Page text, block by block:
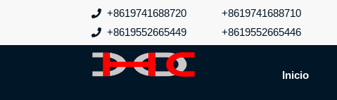
contenido
+8619741688720
+8619552665449
+8619741688710
+8619552665446
Inicio